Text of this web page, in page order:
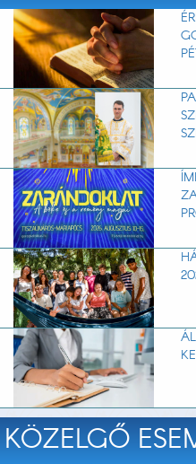
KÖZELGŐ